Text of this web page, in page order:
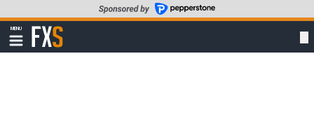
to
main
content
MENU
Show
navigation
FXStreet